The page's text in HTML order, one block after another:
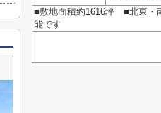
■敷地面積約1616坪 ■北東・
能です